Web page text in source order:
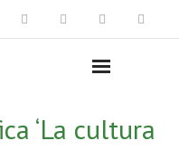
‘La cultura